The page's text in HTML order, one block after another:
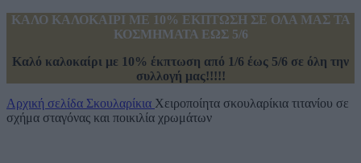
ΚΑΛΟ ΚΑΛΟΚΑΙΡΙ ΜΕ 10% ΕΚΠΤΩΣΗ ΣΕ ΟΛΑ ΜΑΣ ΤΑ
ΚΟΣΜΗΜΑΤΑ ΕΩΣ 5/6
Καλό καλοκαίρι με 10% έκπτωση από 1/6 έως 5/6 σε όλη την
συλλογή μας!!!!!
Αρχική σελίδα Σκουλαρίκια Χειροποίητα σκουλαρίκια τιτανίου σε
σχήμα σταγόνας και ποικιλία χρωμάτων